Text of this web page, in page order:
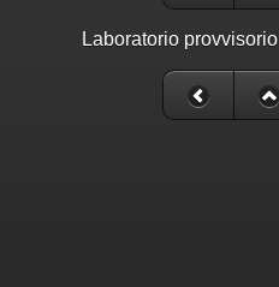
Laboratorio